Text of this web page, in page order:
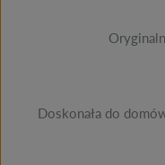
Doskonała do